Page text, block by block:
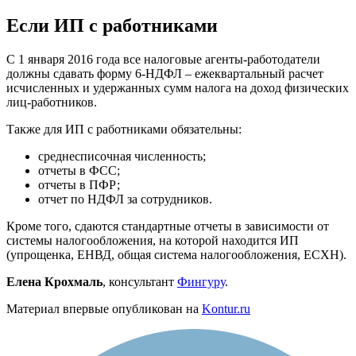
Если ИП с работниками
С 1 января 2016 года все налоговые агенты-работодатели
должны сдавать форму 6-НДФЛ – ежеквартальный расчет
исчисленных и удержанных сумм налога на доход физических
лиц-работников.
Также для ИП с работниками обязательны:
среднесписочная численность;
отчеты в ФСС;
отчеты в ПФР;
отчет по НДФЛ за сотрудников.
Кроме того, сдаются стандартные отчеты в зависимости от
системы налогообложения, на которой находится ИП
(упрощенка, ЕНВД, общая система налогообложения, ЕСХН).
Елена Крохмаль, консультант Фингуру.
Материал впервые опубликован на Kontur.ru